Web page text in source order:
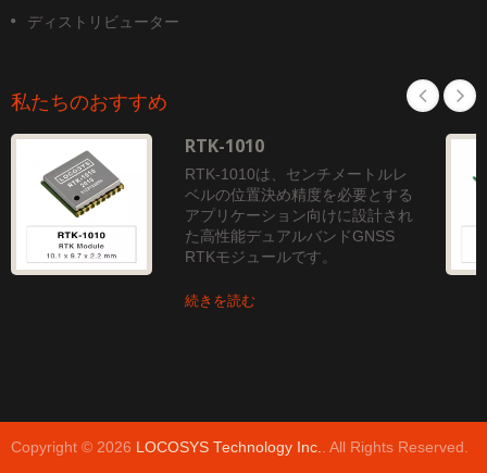
ディストリビューター
私たちのおすすめ
RTK-1010
RTK-1010は、センチメートルレ
ベルの位置決め精度を必要とする
アプリケーション向けに設計され
た高性能デュアルバンドGNSS
RTKモジュールです。
続きを読む
Copyright © 2026 LOCOSYS Technology Inc.. All Rights Reserved.